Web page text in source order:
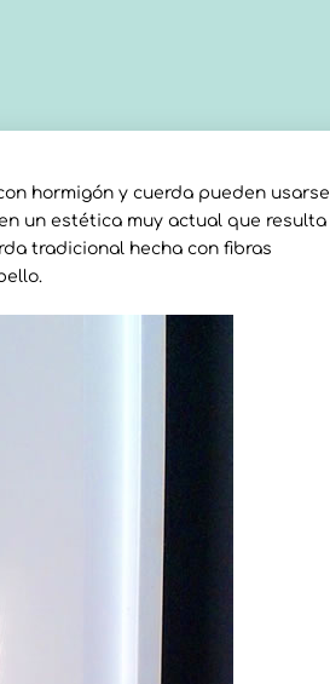
hormigón y cuerda pueden usarse
un estética muy actual que resulta
tradicional hecha con fibras